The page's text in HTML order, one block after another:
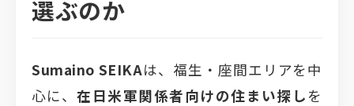
選ぶのか
Sumaino SEIKAは、福生・座間エリアを中
心に、在日米軍関係者向けの住まい探し を